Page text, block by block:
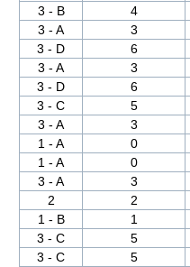
3 - B
4
3 - A
3
3 - D
6
3 - A
3
3 - D
6
3 - C
5
3 - A
3
1 - A
0
1 - A
0
3 - A
3
2
2
1 - B
1
3 - C
5
3 - C
5